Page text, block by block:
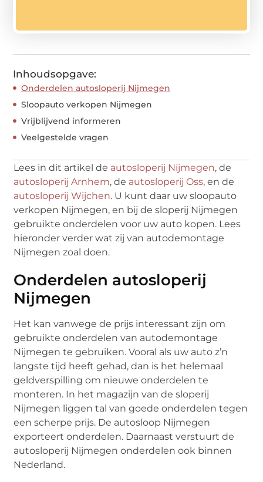
Inhoudsopgave:
Onderdelen autosloperij Nijmegen
Sloopauto verkopen Nijmegen
Vrijblijvend informeren
Veelgestelde vragen
Lees in dit artikel de autosloperij Nijmegen, de
autosloperij Arnhem, de autosloperij Oss, en de
autosloperij Wijchen. U kunt daar uw sloopauto
verkopen Nijmegen, en bij de sloperij Nijmegen
gebruikte onderdelen voor uw auto kopen. Lees
hieronder verder wat zij van autodemontage
Nijmegen zoal doen.
Onderdelen autosloperij
Nijmegen
Het kan vanwege de prijs interessant zijn om
gebruikte onderdelen van autodemontage
Nijmegen te gebruiken. Vooral als uw auto z’n
langste tijd heeft gehad, dan is het helemaal
geldverspilling om nieuwe onderdelen te
monteren. In het magazijn van de sloperij
Nijmegen liggen tal van goede onderdelen tegen
een scherpe prijs. De autosloop Nijmegen
exporteert onderdelen. Daarnaast verstuurt de
autosloperij Nijmegen onderdelen ook binnen
Nederland.